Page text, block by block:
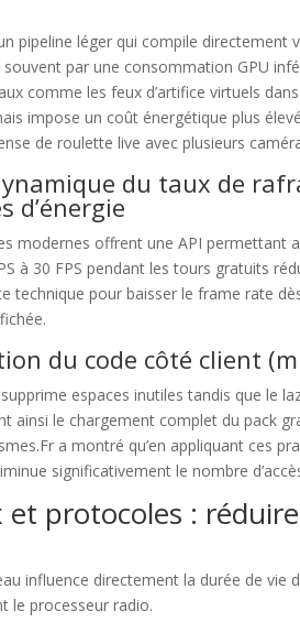
pipeline léger qui compile directement
par une consommation GPU
comme les feux d’artifice virtuels
impose un coût énergétique plus
de roulette live avec plusieurs
du taux de
d’énergie
modernes offrent une API permettant
à 30 FPS pendant les tours gratuits
technique pour baisser le frame rate
du code côté client
espaces inutiles tandis que le
ainsi le chargement complet du pack
a montré qu’en appliquant ces
significativement le nombre
et protocoles :
influence directement la durée de
le processeur radio.